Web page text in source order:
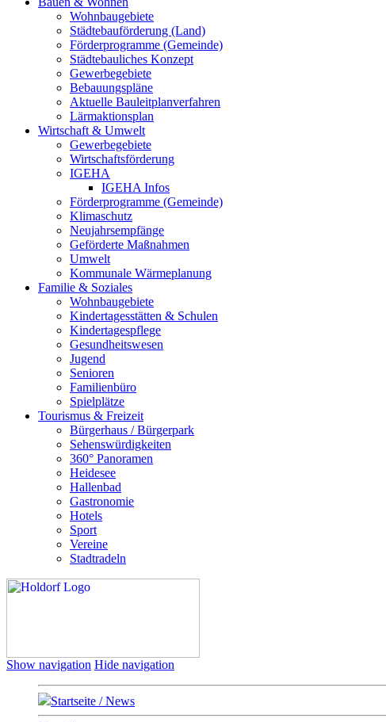
Wohnbaugebiete
Städtebauförderung (Land)
Förderprogramme (Gemeinde)
Städtebauliches Konzept
Gewerbegebiete
Bebauungspläne
Aktuelle Bauleitplanverfahren
Lärmaktionsplan
Wirtschaft & Umwelt
Gewerbegebiete
Wirtschaftsförderung
IGEHA
IGEHA Infos
Förderprogramme (Gemeinde)
Klimaschutz
Neujahrsempfänge
Geförderte Maßnahmen
Umwelt
Kommunale Wärmeplanung
Familie & Soziales
Wohnbaugebiete
Kindertagesstätten & Schulen
Kindertagespflege
Gesundheitswesen
Jugend
Senioren
Familienbüro
Spielplätze
Tourismus & Freizeit
Bürgerhaus / Bürgerpark
Sehenswürdigkeiten
360° Panoramen
Heidesee
Hallenbad
Gastronomie
Hotels
Sport
Vereine
Stadtradeln
Show navigation Hide navigation
Startseite / News